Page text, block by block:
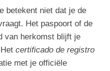
betekent niet dat je de
Het paspoort of de
van herkomst blijft je
certificado de registro
met je officiële